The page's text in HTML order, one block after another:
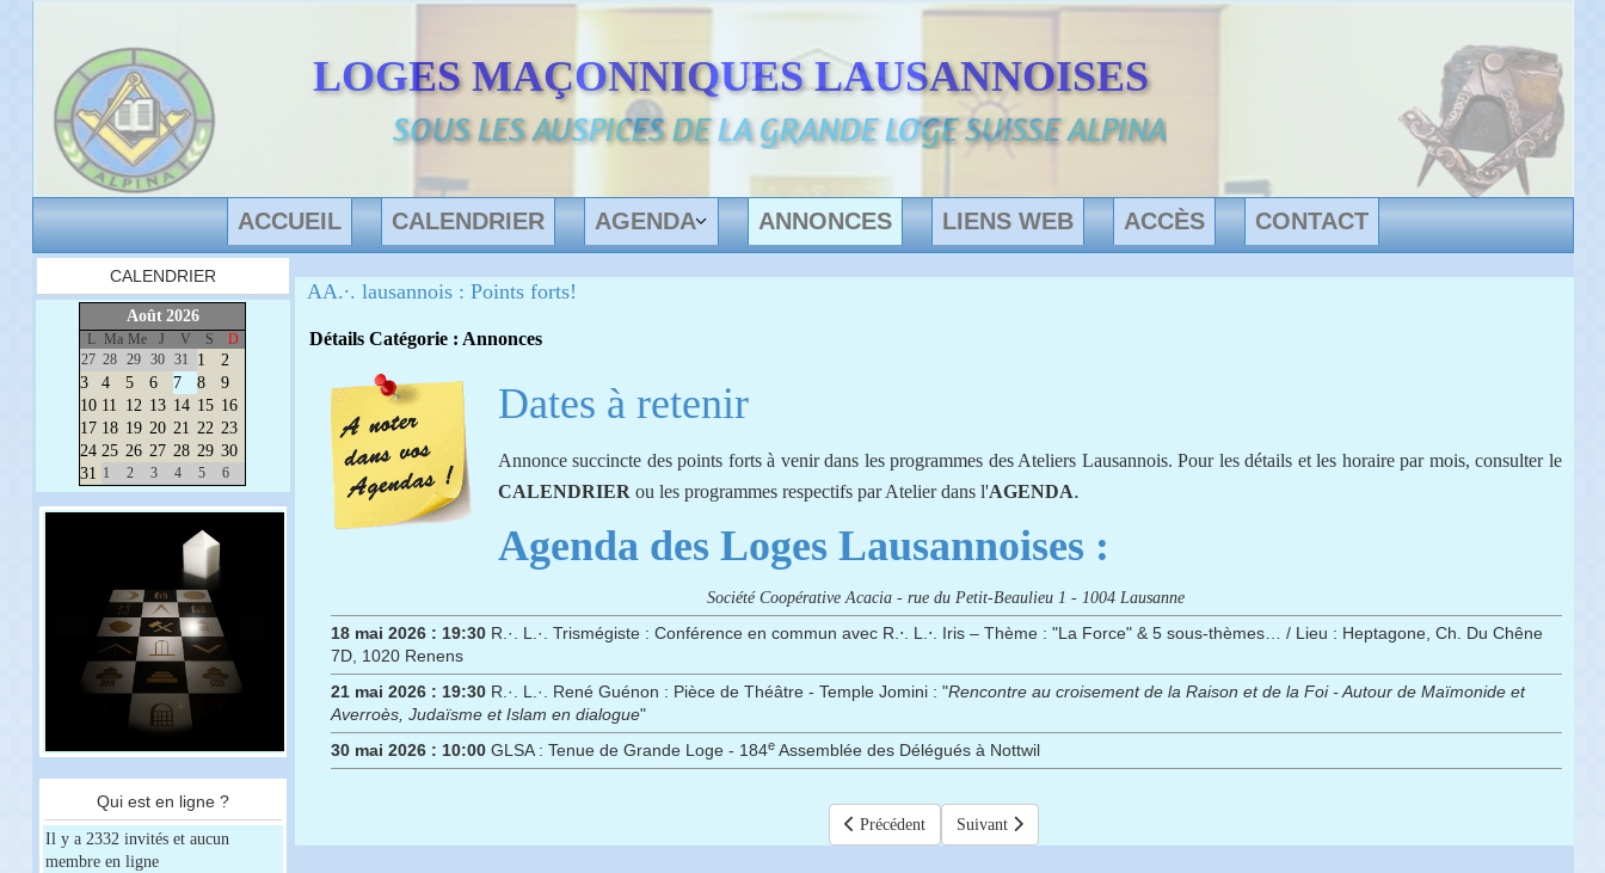
LOGES MAÇONNIQUES LAUSANNOISES
SOUS LES AUSPICES DE LA GRANDE LOGE SUISSE ALPINA
ACCUEIL CALENDRIER AGENDA ANNONCES LIENS WEB ACCÈS CONTACT
CALENDRIER
Août 2026
L Ma Me J V S
D
27 28 29 30 31 1
2
3
4 5 6 7 8
9
10 11 12 13 14 15 16
17 18 19 20 21 22 23
24 25 26 27 28 29 30
31 1 2 3 4 5 6
Qui est en ligne ?
Il y a 2332 invités et aucun
membre en ligne
AA.·. lausannois : Points forts!
Détails Catégorie : Annonces
Dates à retenir
Annonce succincte des points forts à venir dans les programmes des Ateliers Lausannois. Pour les détails et les horaire par mois, consulter le
CALENDRIER ou les programmes respectifs par Atelier dans l'AGENDA.
Agenda des Loges Lausannoises :
Société Coopérative Acacia - rue du Petit-Beaulieu 1 - 1004 Lausanne
18 mai 2026 : 19:30R.·. L.·. Trismégiste : Conférence en commun avec R.⋅. L.⋅. Iris – Thème : "La Force" & 5 sous-thèmes… / Lieu : Heptagone, Ch. Du Chêne
7D, 1020 Renens
21 mai 2026 : 19:30R.·. L.·. René Guénon : Pièce de Théâtre - Temple Jomini : "Rencontre au croisement de la Raison et de la Foi - Autour de Maïmonide et
Averroès, Judaïsme et Islam en dialogue"
30 mai 2026 : 10:00 GLSA : Tenue de Grande Loge - 184eAssemblée des Délégués à Nottwil
Article précédent : Bienvenue !
Précédent Article suivant : Franc-Maçonnerie, Art Royal ...
Suivant